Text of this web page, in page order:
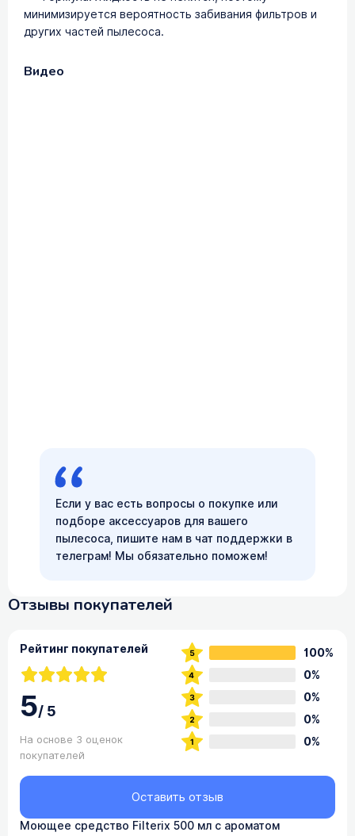
минимизируется вероятность забивания фильтров и
других частей пылесоса.
Видео
Если у вас есть вопросы о покупке или
подборе аксессуаров для вашего
пылесоса, пишите нам в чат поддержки в
телеграм! Мы обязательно поможем!
Отзывы покупателей
Рейтинг покупателей
5/5
На основе 3 оценок
покупателей
100%
0%
0%
0%
0%
Моющее средство Filterix 500 мл с ароматом
Оставить отзыв